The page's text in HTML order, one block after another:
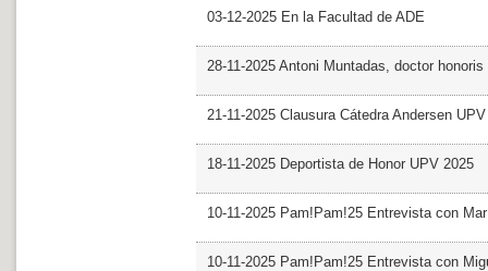
03-12-2025 En la Facultad de ADE
28-11-2025 Antoni Muntadas, doctor
21-11-2025 Clausura Cátedra Andersen UPV
18-11-2025 Deportista de Honor UPV 2025
10-11-2025 Pam!Pam!25 Entrevista con
10-11-2025 Pam!Pam!25 Entrevista con